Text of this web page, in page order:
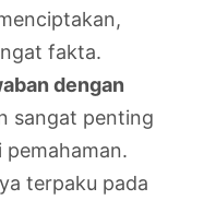
fakta.
dengan
sangat penting
pemahaman.
terpaku pada